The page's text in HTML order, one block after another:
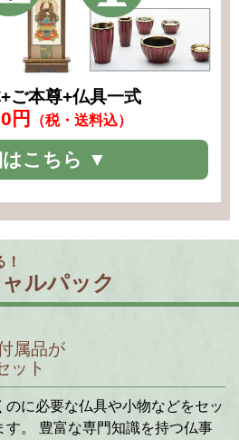
ご本尊+仏具一式
円 （税・送料込）
はこちら ▼
ルパック
属品が
ット
に必要な仏具や小物などをセッ
す。 豊富な専門知識を持つ仏事